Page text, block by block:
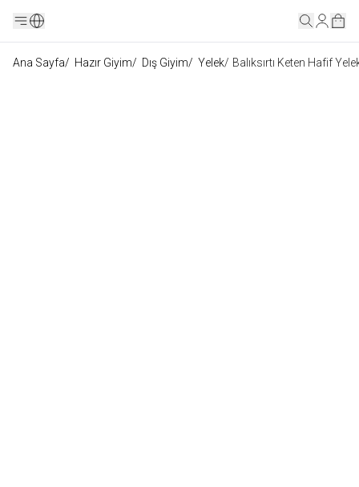
Ana Sayfa/ Hazır Giyim/ Dış Giyim/ Yelek/ Balıksırtı Keten Hafif